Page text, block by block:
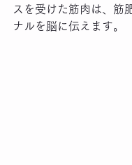
スを受けた筋肉は、筋
ナルを脳に伝えます。